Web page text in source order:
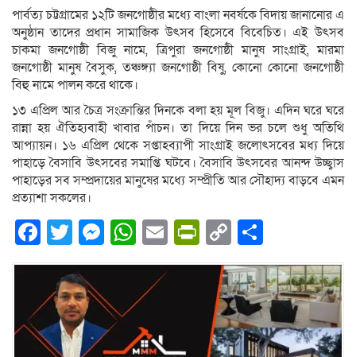
পার্বত্য চট্টগ্রামের ১২টি জনগোষ্ঠীর মধ্যে বাংলা নবর্ষকে বিদায় জানানোর এ
অনুষ্ঠান তাদের প্রধান সামাজিক উৎসব হিসেবে বিবেচিত। এই উৎসব
চাকমা জনগোষ্ঠী বিজু নামে, ত্রিপুরা জনগোষ্ঠী মানুষ সাংগ্রাই, মারমা
জনগোষ্ঠী মানুষ বৈসুক, তঞ্চঙ্গ্যা জনগোষ্ঠী বিষু, কোনো কোনো জনগোষ্ঠী
বিহু নামে পালন করে থাকে।
১৩ এপ্রিল আর চৈত্র সংক্রান্তির দিনকে বলা হয় মূল বিজু। এদিন ঘরে ঘরে
রান্না হয় ঐতিহ্যবাহী খাবার পাঁচন। তা দিয়ে দিন ভর চলে শুধু অতিথি
আপ্যায়ন। ১৬ এপ্রিল থেকে সপ্তাহব্যাপী সাংগ্রাই জলোৎসবের মধ্য দিয়ে
পাহাড়ে বৈসাবি উৎসবের সমাপ্তি ঘটবে। বৈসাবি উৎসবের আনন্দ উচ্ছ্বাস
পাহাড়ের সব সম্প্রদায়ের মানুষের মধ্যে সম্প্রীতি আর সৌহাদ্য বাড়বে এমন
প্রত্যাশা সকলের।
Facebook
Twitter
Messenger
WhatsApp
EmailPrintFriendly
Copy
Link